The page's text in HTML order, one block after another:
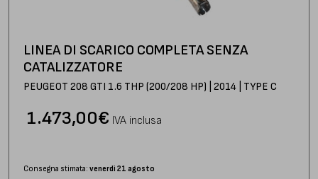
LINEA DI SCARICO COMPLETA SENZA
CATALIZZATORE
PEUGEOT 208 GTI 1.6 THP (200/208 HP) | 2014 | TYPE C
€
1.473,00 IVA inclusa
Consegna stimata: venerdì 21 agosto